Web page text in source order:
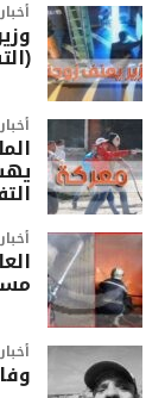
أخبار
أخبار
أخبار
أخبار